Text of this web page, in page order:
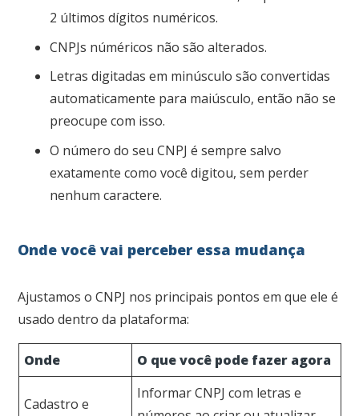
2 últimos dígitos numéricos.
CNPJs núméricos não são alterados.
Letras digitadas em minúsculo são convertidas
automaticamente para maiúsculo, então não se
preocupe com isso.
O número do seu CNPJ é sempre salvo
exatamente como você digitou, sem perder
nenhum caractere.
Onde você vai perceber essa mudança
Ajustamos o CNPJ nos principais pontos em que ele é
usado dentro da plataforma:
Onde O que você pode fazer agora
Cadastro e
Informar CNPJ com letras e